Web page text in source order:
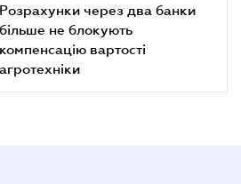
Розрахунки через два банки
більше не блокують
компенсацію вартості
агротехніки